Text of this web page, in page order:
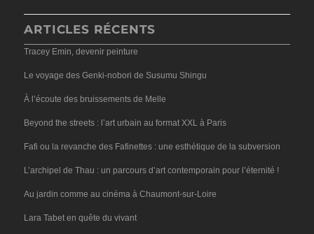
ARTICLES RÉCENTS
Tracey Emin, devenir peinture
Le voyage des Genki-nobori de Susumu Shingu
À l’écoute des bruissements de Melle
Beyond the streets : l’art urbain au format XXL à Paris
Fafi ou la revanche des Fafinettes : une esthétique de la subversion
L’archipel de Thau : un parcours d’art contemporain pour l’éternité !
Au jardin comme au cinéma à Chaumont-sur-Loire
Lara Tabet en quête du vivant